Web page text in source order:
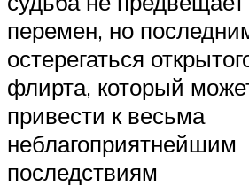
перемен, но
остерегаться
флирта, который
привести к весьма
неблагоприятнейшим
последствиям